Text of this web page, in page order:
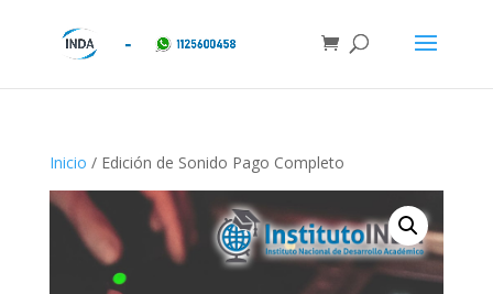
Inicio / Edición de Sonido Pago Completo